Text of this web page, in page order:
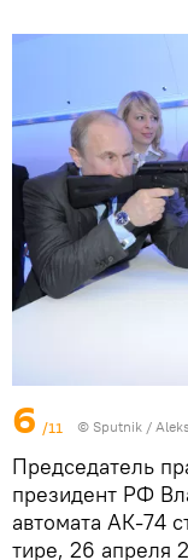
6 /11 © Sputnik /
Председатель
президент РФ
автомата АК-74
тире, 26 апреля